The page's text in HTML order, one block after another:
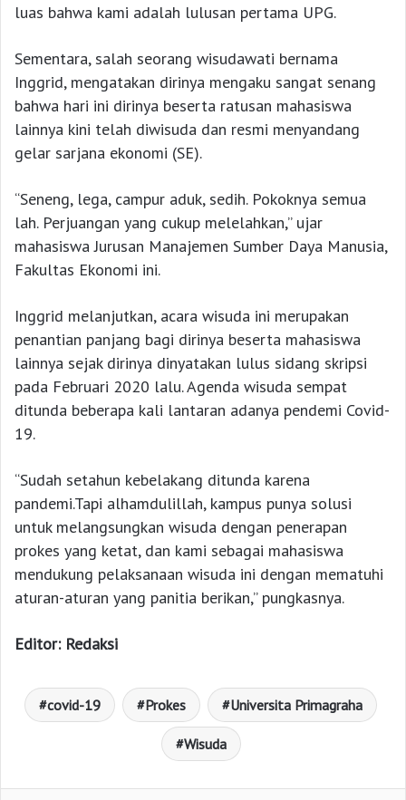
luas bahwa kami adalah lulusan pertama UPG.
Sementara, salah seorang wisudawati bernama
Inggrid, mengatakan dirinya mengaku sangat senang
bahwa hari ini dirinya beserta ratusan mahasiswa
lainnya kini telah diwisuda dan resmi menyandang
gelar sarjana ekonomi (SE).
“Seneng, lega, campur aduk, sedih. Pokoknya semua
lah. Perjuangan yang cukup melelahkan,” ujar
mahasiswa Jurusan Manajemen Sumber Daya Manusia,
Fakultas Ekonomi ini.
Inggrid melanjutkan, acara wisuda ini merupakan
penantian panjang bagi dirinya beserta mahasiswa
lainnya sejak dirinya dinyatakan lulus sidang skripsi
pada Februari 2020 lalu. Agenda wisuda sempat
ditunda beberapa kali lantaran adanya pendemi Covid-
19.
“Sudah setahun kebelakang ditunda karena
pandemi.Tapi alhamdulillah, kampus punya solusi
untuk melangsungkan wisuda dengan penerapan
prokes yang ketat, dan kami sebagai mahasiswa
mendukung pelaksanaan wisuda ini dengan mematuhi
aturan-aturan yang panitia berikan,” pungkasnya.
Editor: Redaksi
covid-19 Prokes Universita Primagraha
Wisuda